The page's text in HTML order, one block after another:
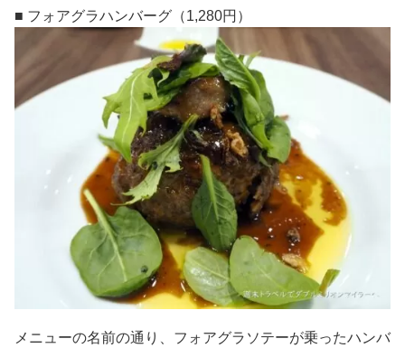
■ フォアグラハンバーグ（1,280円）
メニューの名前の通り、フォアグラソテーが乗ったハンバ